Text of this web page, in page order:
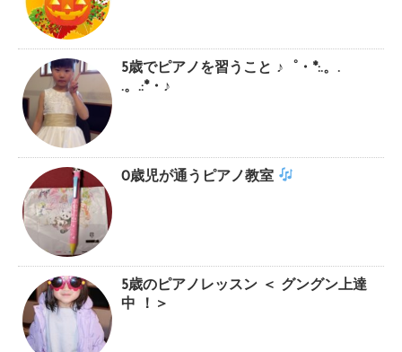
5歳でピアノを習うこと ♪゜・*:.。.
.。.:*・♪
0歳児が通うピアノ教室
5歳のピアノレッスン ＜ グングン上達
中 ！＞